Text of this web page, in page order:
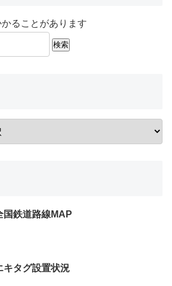
ることがあります
検索
国鉄道路線MAP
キタグ設置状況